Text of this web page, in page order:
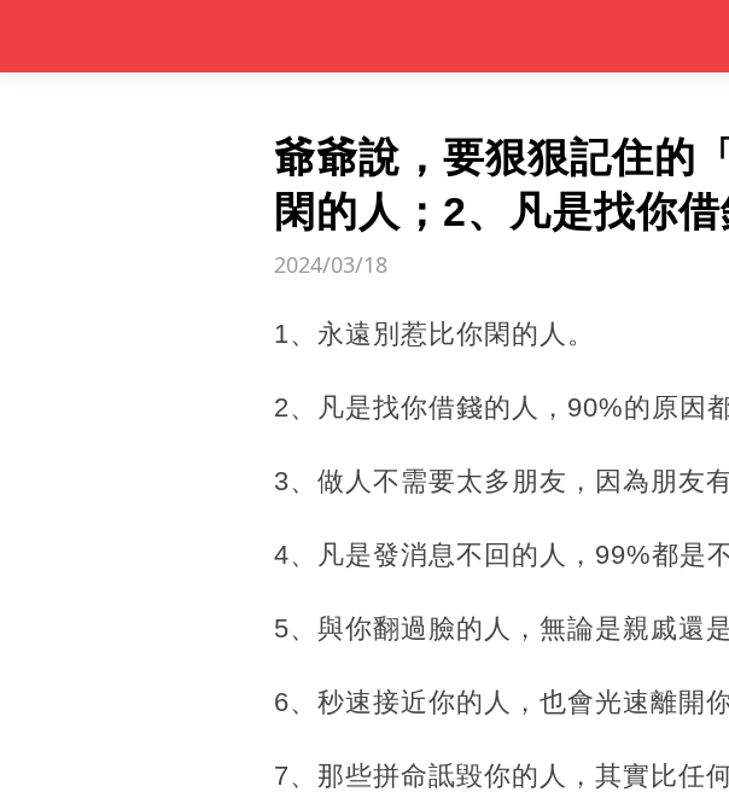
爺爺說，要狠狠記住的
閑的人；2、凡是找你
2024/03/18
1、永遠別惹比你閑的人。
2、凡是找你借錢的人，90%的原因
3、做人不需要太多朋友，因為朋友
4、凡是發消息不回的人，99%都是
5、與你翻過臉的人，無論是親戚還
6、秒速接近你的人，也會光速離開你
7、那些拼命詆毀你的人，其實比任